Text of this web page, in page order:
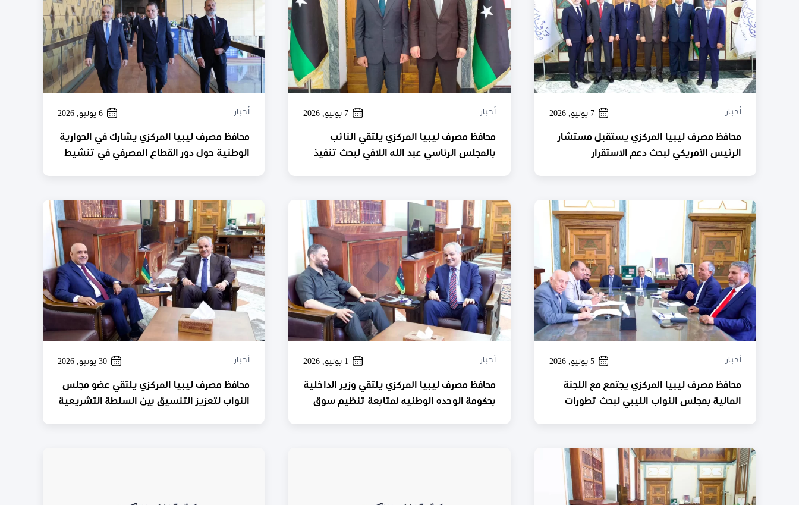
أخبار 7 يوليو, 2026
محافظ مصرف ليبيا المركزي يستقبل مستشار
الرئيس الأمريكي لبحث دعم الاستقرار
أخبار 7 يوليو, 2026
محافظ مصرف ليبيا المركزي يلتقي النائب
بالمجلس الرئاسي عبد الله اللافي لبحث تنفيذ
أخبار 6 يوليو, 2026
محافظ مصرف ليبيا المركزي يشارك في الحوارية
الوطنية حول دور القطاع المصرفي في تنشيط
أخبار 5 يوليو, 2026
محافظ مصرف ليبيا المركزي يجتمع مع اللجنة
المالية بمجلس النواب الليبي لبحث تطورات
أخبار 1 يوليو, 2026
محافظ مصرف ليبيا المركزي يلتقي وزير الداخلية
بحكومة الوحده الوطنيه لمتابعة تنظيم سوق
أخبار 30 يونيو, 2026
محافظ مصرف ليبيا المركزي يلتقي عضو مجلس
النواب لتعزيز التنسيق بين السلطة التشريعية